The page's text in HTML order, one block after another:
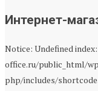
Интернет-
Notice: Undefined
office.ru/public_html/
php/includes/